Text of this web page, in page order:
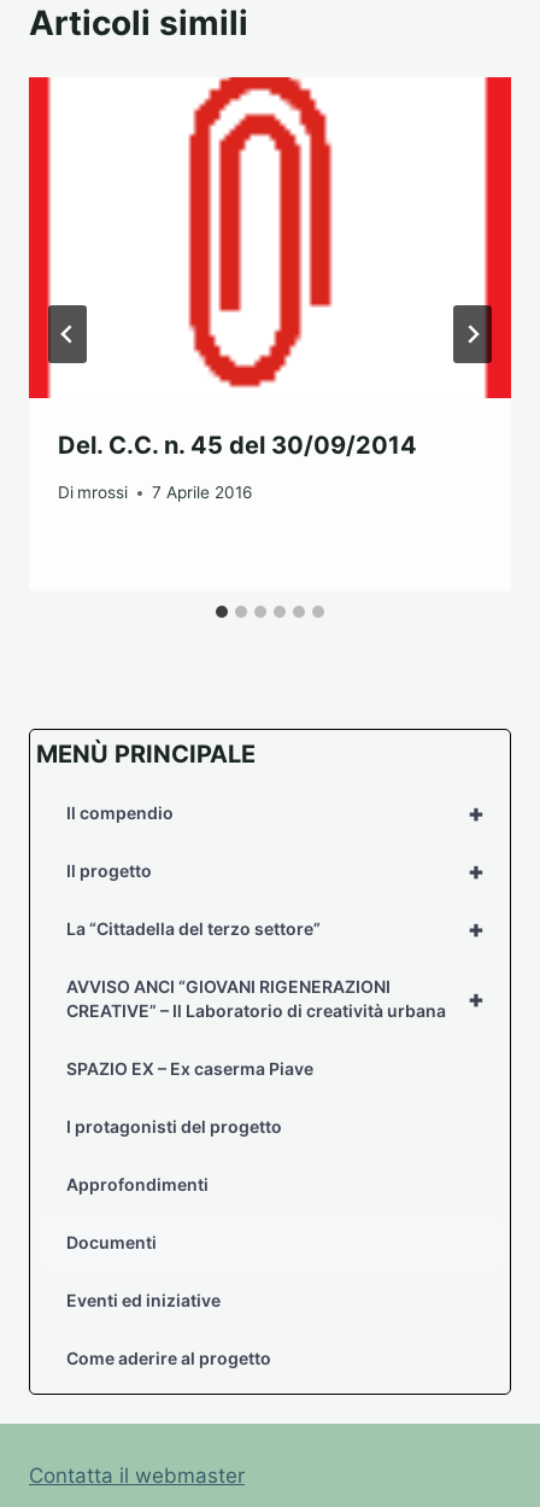
Articoli simili
Del. C.C. n. 45 del 30/09/2014
Di mrossi 7 Aprile 2016
MENÙ PRINCIPALE
+
Il compendio
+
Il progetto
+
La “Cittadella del terzo settore”
+
AVVISO ANCI “GIOVANI RIGENERAZIONI
CREATIVE” – Il Laboratorio di creatività urbana
SPAZIO EX – Ex caserma Piave
I protagonisti del progetto
Approfondimenti
Documenti
Eventi ed iniziative
Come aderire al progetto
Contatta il webmaster